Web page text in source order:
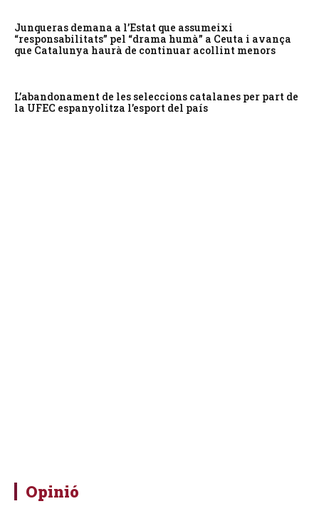
Junqueras demana a l’Estat que assumeixi
“responsabilitats” pel “drama humà” a Ceuta i avança
que Catalunya haurà de continuar acollint menors
L’abandonament de les seleccions catalanes per part de
la UFEC espanyolitza l’esport del país
Opinió